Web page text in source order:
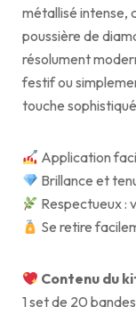
métallisé intense,
poussière de
résolument
festif ou
touche
Application
Brillance et
Respectueux :
Se retire
Contenu du
1 set de 20